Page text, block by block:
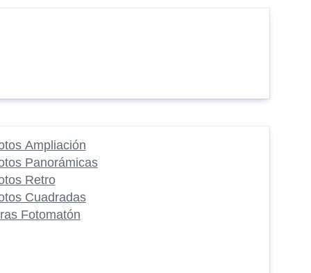
Ampliación
Panorámicas
Retro
Cuadradas
Fotomatón